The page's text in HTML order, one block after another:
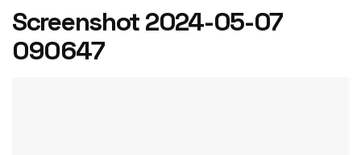
Screenshot 2024-05-07
090647